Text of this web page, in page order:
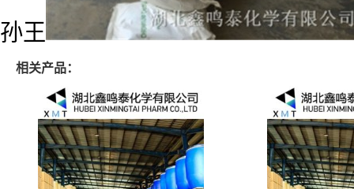
孙王
相关产品：